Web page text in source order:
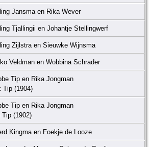
Jansma en Rika Wever
Tjallingii en Johantje Stellingwerf
Zijlstra en Sieuwke Wijnsma
Veldman en Wobbina Schrader
Tip en Rika Jongman
Tip (1904)
Tip en Rika Jongman
Tip (1902)
Kingma en Foekje de Looze